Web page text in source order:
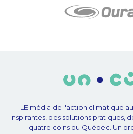
LE média de l'action climatique
inspirantes, des solutions pratiques,
quatre coins du Québec. Un